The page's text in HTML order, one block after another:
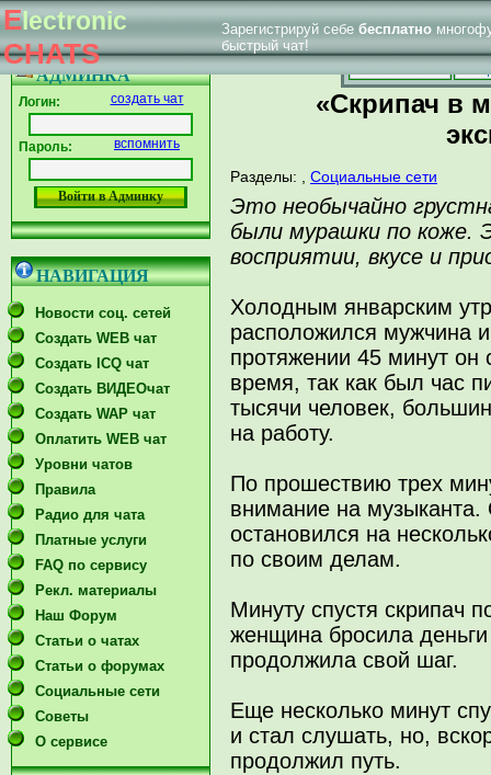
Electronic
CHATS
Зарегистрируй себе бесплатно
быстрый чат!
Главная страница| Форум тех. поддержки Впервые у
АДМИНКА
Логин: создать чат
Пароль: вспомнить
НАВИГАЦИЯ
Новости соц. сетей
Создать WEB чат
Создать ICQ чат
Создать ВИДЕОчат
Создать WAP чат
Оплатить WEB чат
Уровни чатов
Правила
Радио для чата
Платные услуги
FAQ по сервису
Рекл. материалы
Наш Форум
Статьи о чатах
Статьи о форумах
Социальные сети
Советы
О сервисе
«Скрипач в
Разделы: Социальные сети
Это необычайно
были мурашки по коже.
восприятии, вкусе и
Холодным январским
расположился мужчина
протяжении 45 минут он
время, так как был час
тысячи человек,
на работу.
По прошествию трех
внимание на
остановился на
по своим делам.
Минуту спустя скрипач
женщина бросила
продолжила свой шаг.
Еще несколько минут
и стал слушать, но,
продолжил путь.